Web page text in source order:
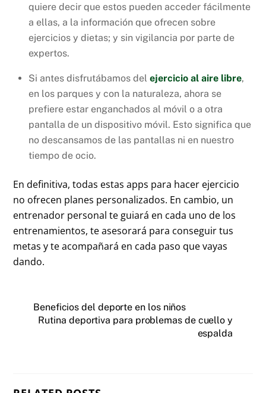
quiere decir que estos pueden acceder fácilmente
a ellas, a la información que ofrecen sobre
ejercicios y dietas; y sin vigilancia por parte de
expertos.
Si antes disfrutábamos del ejercicio al aire libre,
en los parques y con la naturaleza, ahora se
prefiere estar enganchados al móvil o a otra
pantalla de un dispositivo móvil. Esto significa que
no descansamos de las pantallas ni en nuestro
tiempo de ocio.
En definitiva, todas estas apps para hacer ejercicio
no ofrecen planes personalizados. En cambio, un
entrenador personal te guiará en cada uno de los
entrenamientos, te asesorará para conseguir tus
metas y te acompañará en cada paso que vayas
dando.
Beneficios del deporte en los niños
Rutina deportiva para problemas de cuello y
espalda